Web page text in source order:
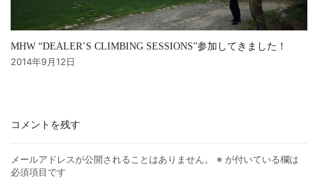
MHW “DEALER’S CLIMBING SESSIONS”参加してきました！
2014年9月12日
コメントを残す
メールアドレスが公開されることはありません。 ※ が付いている欄は
必須項目です